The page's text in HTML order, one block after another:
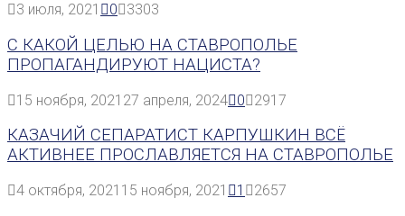
3 июля, 2021 0 3303
С КАКОЙ ЦЕЛЬЮ НА СТАВРОПОЛЬЕ
ПРОПАГАНДИРУЮТ НАЦИСТА?
15 ноября, 2021 27 апреля, 2024 0 2917
КАЗАЧИЙ СЕПАРАТИСТ КАРПУШКИН ВСЁ
АКТИВНЕЕ ПРОСЛАВЛЯЕТСЯ НА СТАВРОПОЛЬЕ
4 октября, 2021 15 ноября, 2021 1 2657